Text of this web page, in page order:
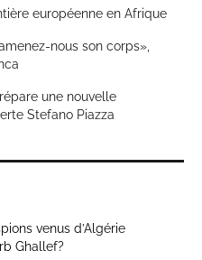
européenne en Afrique
nous son corps»,
une nouvelle
Stefano Piazza
venus d’Algérie
Ghallef?